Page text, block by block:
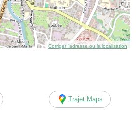
Corriger l’adresse ou la localisation
Trajet Maps